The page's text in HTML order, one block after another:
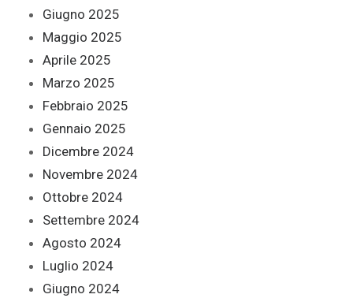
Giugno 2025
Maggio 2025
Aprile 2025
Marzo 2025
Febbraio 2025
Gennaio 2025
Dicembre 2024
Novembre 2024
Ottobre 2024
Settembre 2024
Agosto 2024
Luglio 2024
Giugno 2024